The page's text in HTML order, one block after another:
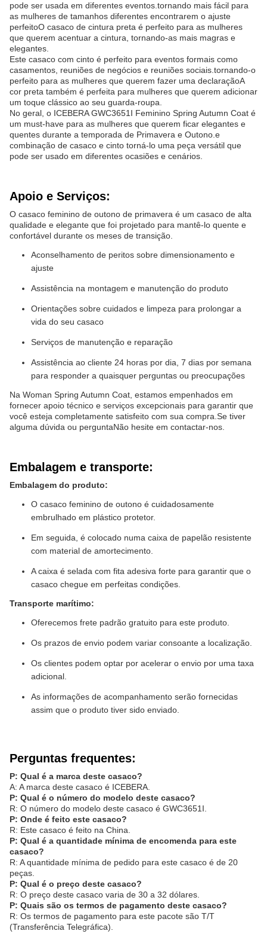
pode ser usada em diferentes eventos.tornando mais fácil para
as mulheres de tamanhos diferentes encontrarem o ajuste
perfeitoO casaco de cintura preta é perfeito para as mulheres
que querem acentuar a cintura, tornando-as mais magras e
elegantes.
Este casaco com cinto é perfeito para eventos formais como
casamentos, reuniões de negócios e reuniões sociais.tornando-o
perfeito para as mulheres que querem fazer uma declaraçãoA
cor preta também é perfeita para mulheres que querem adicionar
um toque clássico ao seu guarda-roupa.
No geral, o ICEBERA GWC3651I Feminino Spring Autumn Coat é
um must-have para as mulheres que querem ficar elegantes e
quentes durante a temporada de Primavera e Outono.e
combinação de casaco e cinto torná-lo uma peça versátil que
pode ser usado em diferentes ocasiões e cenários.
Apoio e Serviços:
O casaco feminino de outono de primavera é um casaco de alta
qualidade e elegante que foi projetado para mantê-lo quente e
confortável durante os meses de transição.
Aconselhamento de peritos sobre dimensionamento e
ajuste
Assistência na montagem e manutenção do produto
Orientações sobre cuidados e limpeza para prolongar a
vida do seu casaco
Serviços de manutenção e reparação
Assistência ao cliente 24 horas por dia, 7 dias por semana
para responder a quaisquer perguntas ou preocupações
Na Woman Spring Autumn Coat, estamos empenhados em
fornecer apoio técnico e serviços excepcionais para garantir que
você esteja completamente satisfeito com sua compra.Se tiver
alguma dúvida ou perguntaNão hesite em contactar-nos.
Embalagem e transporte:
Embalagem do produto:
O casaco feminino de outono é cuidadosamente
embrulhado em plástico protetor.
Em seguida, é colocado numa caixa de papelão resistente
com material de amortecimento.
A caixa é selada com fita adesiva forte para garantir que o
casaco chegue em perfeitas condições.
Transporte marítimo:
Oferecemos frete padrão gratuito para este produto.
Os prazos de envio podem variar consoante a localização.
Os clientes podem optar por acelerar o envio por uma taxa
adicional.
As informações de acompanhamento serão fornecidas
assim que o produto tiver sido enviado.
Perguntas frequentes:
P: Qual é a marca deste casaco?
A: A marca deste casaco é ICEBERA.
P: Qual é o número do modelo deste casaco?
R: O número do modelo deste casaco é GWC3651I.
P: Onde é feito este casaco?
R: Este casaco é feito na China.
P: Qual é a quantidade mínima de encomenda para este
casaco?
R: A quantidade mínima de pedido para este casaco é de 20
peças.
P: Qual é o preço deste casaco?
R: O preço deste casaco varia de 30 a 32 dólares.
P: Quais são os termos de pagamento deste casaco?
R: Os termos de pagamento para este pacote são T/T
(Transferência Telegráfica).